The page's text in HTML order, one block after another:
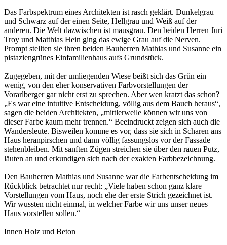
Das Farbspektrum eines Architekten ist rasch geklärt. Dunkelgrau
und Schwarz auf der einen Seite, Hellgrau und Weiß auf der
anderen. Die Welt dazwischen ist mausgrau. Den beiden Herren Juri
Troy und Matthias Hein ging das ewige Grau auf die Nerven.
Prompt stellten sie ihren beiden Bauherren Mathias und Susanne ein
pistaziengrünes Einfamilienhaus aufs Grundstück.
Zugegeben, mit der umliegenden Wiese beißt sich das Grün ein
wenig, von den eher konservativen Farbvorstellungen der
Vorarlberger gar nicht erst zu sprechen. Aber wen kratzt das schon?
„Es war eine intuitive Entscheidung, völlig aus dem Bauch heraus“,
sagen die beiden Architekten, „mittlerweile können wir uns von
dieser Farbe kaum mehr trennen.“ Beeindruckt zeigen sich auch die
Wandersleute. Bisweilen komme es vor, dass sie sich in Scharen ans
Haus heranpirschen und dann völlig fassungslos vor der Fassade
stehenbleiben. Mit sanften Zügen streichen sie über den rauen Putz,
läuten an und erkundigen sich nach der exakten Farbbezeichnung.
Den Bauherren Mathias und Susanne war die Farbentscheidung im
Rückblick betrachtet nur recht: „Viele haben schon ganz klare
Vorstellungen vom Haus, noch ehe der erste Strich gezeichnet ist.
Wir wussten nicht einmal, in welcher Farbe wir uns unser neues
Haus vorstellen sollen.“
Innen Holz und Beton